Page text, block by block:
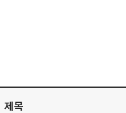
제목